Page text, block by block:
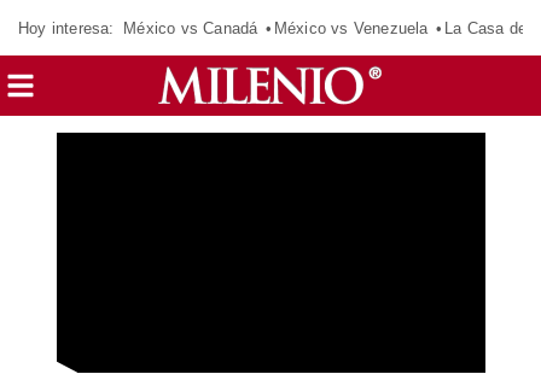
Hoy interesa: México vs Canadá México vs Venezuela La Casa de